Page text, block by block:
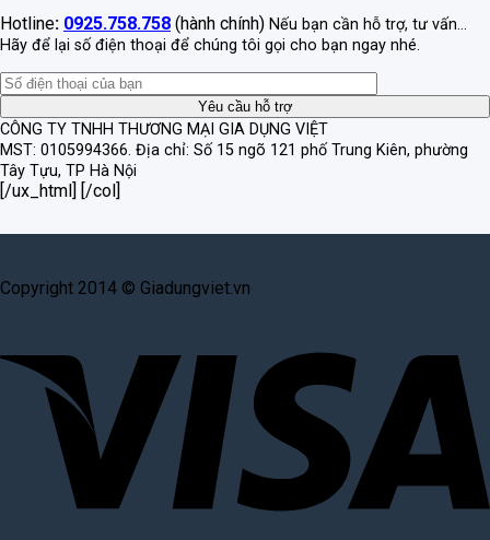
Hotline: 0925.758.758 (hành chính) Nếu bạn cần hỗ trợ, tư vấn...
Hãy để lại số điện thoại để chúng tôi gọi cho bạn ngay nhé.
CÔNG TY TNHH THƯƠNG MẠI GIA DỤNG VIỆT
MST: 0105994366. Địa chỉ: Số 15 ngõ 121 phố Trung Kiên, phường
Tây Tựu, TP Hà Nội
[/ux_html] [/col]
Copyright 2014 © Giadungviet.vn